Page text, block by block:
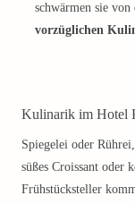
schwärmen sie
vorzüglichen
Kulinarik im Hotel
Spiegelei oder
süßes Croissant oder
Frühstücksteller